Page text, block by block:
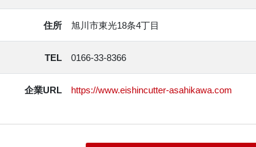
住所 旭川市東光18条4​丁目
TEL 0166-33-8366
企業URL https://www.eishincutter-asahikawa.com